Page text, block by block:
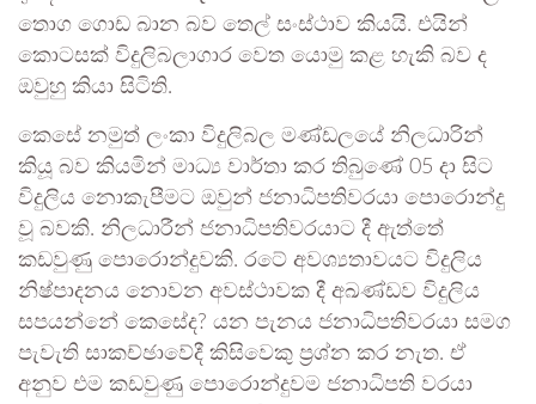
තොග ගොඩ බාන බව තෙල් සංස්ථාව කියයි. එයින්
කොටසක් විදුලිබලාගාර වෙත යොමු කළ හැකි බව ද
ඔවුහු කියා සිටිති.
කෙසේ නමුත් ලංකා විදුලිබල මණ්ඩලයේ නිලධාරින්
කියූ බව කියමින් මාධ්‍ය වාර්තා කර තිබුණේ 05 දා සිට
විදුලිය නොකැපීමට ඔවුන් ජනාධිපතිවරයා පොරොන්දු
වූ බවකි. නිලධාරීන් ජනාධිපතිවරයාට දී ඇත්තේ
කඩවුණු පොරොන්දුවකි. රටේ අවශ්‍යතාවයට විදුලිය
නිෂ්පාදනය නොවන අවස්ථාවක දී අඛණ්ඩව විදුලිය
සපයන්නේ කෙසේද? යන පැනය ජනාධිපතිවරයා සමග
පැවැති සාකච්ඡාවේදී කිසිවෙකු ප්‍රශ්න කර නැත. ඒ
අනුව එම කඩවුණු පොරොන්දුවම ජනාධිපති වරයා